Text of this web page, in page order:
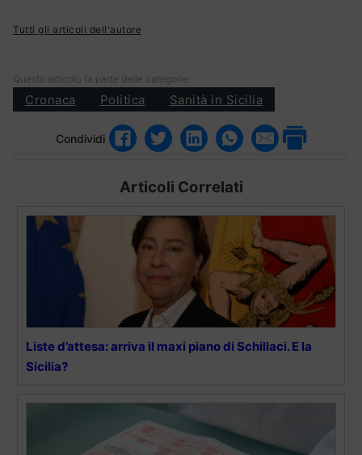
Tutti gli articoli dell'autore
Questo articolo fa parte delle categorie:
Cronaca Politica Sanità in Sicilia
Condividi
Articoli Correlati
Liste d’attesa: arriva il maxi piano di Schillaci. E la
Sicilia?